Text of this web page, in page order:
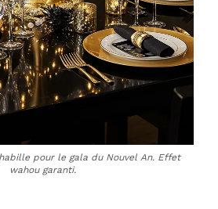
pour le gala du Nouvel An. Effet
wahou garanti.